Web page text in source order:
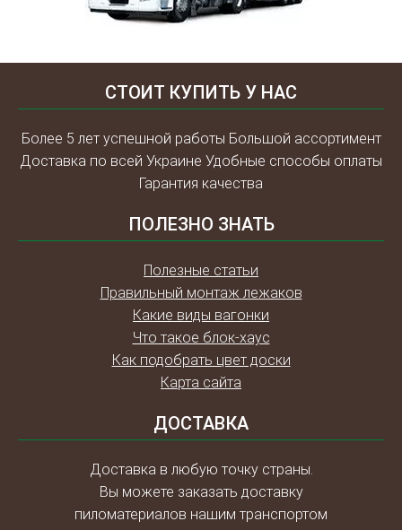
СТОИТ КУПИТЬ У НАС
Более 5 лет успешной работы Большой ассортимент
Доставка по всей Украине Удобные способы оплаты
Гарантия качества
ПОЛЕЗНО ЗНАТЬ
Полезные статьи
Правильный монтаж лежаков
Какие виды вагонки
Что такое блок-хаус
Как подобрать цвет доски
Карта сайта
ДОСТАВКА
Доставка в любую точку страны.
Вы можете заказать доставку
пиломатериалов нашим транспортом